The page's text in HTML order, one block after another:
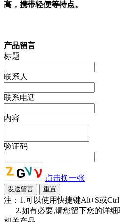
高，携带轻便等特点。
产品留言
标题
联系人
联系电话
内容
验证码
点击换一张
注：1.可以使用快捷键Alt+S或
2.如有必要,请您留下您的详